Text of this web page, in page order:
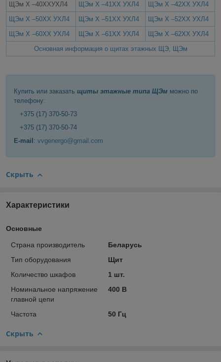
ЩЭм Х –40ХХУХЛ4
ЩЭм Х –41ХХ УХЛ4
ЩЭм Х –42ХХ УХЛ4
ЩЭм Х –50ХХ УХЛ4
ЩЭм Х –51ХХ УХЛ4
ЩЭм Х –52ХХ УХЛ4
ЩЭм Х –60ХХ УХЛ4
ЩЭм Х –61ХХ УХЛ4
ЩЭм Х –62ХХ УХЛ4
Основная информация о щитах этажных ЩЭ, ЩЭм
Купить или заказать щиты этажные типа ЩЭм можно по
телефону:
+375 (17) 370-50-73
+375 (17) 370-50-74
E-mail : vvgenergo@gmail.com
Скрыть
Характеристики
Основные
Страна производитель
Беларусь
Тип оборудования
Щит
Количество шкафов
1 шт.
Номинальное напряжение
главной цепи
400 В
Частота 50 Гц
Скрыть